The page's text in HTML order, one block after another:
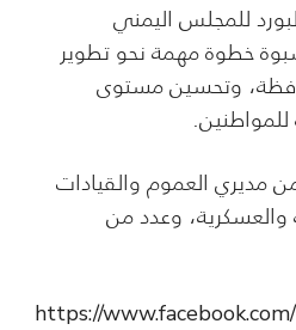
للمجلس اليمني
خطوة مهمة نحو تطوير
وتحسين مستوى
العموم والقيادات
والعسكرية، وعدد من
https://